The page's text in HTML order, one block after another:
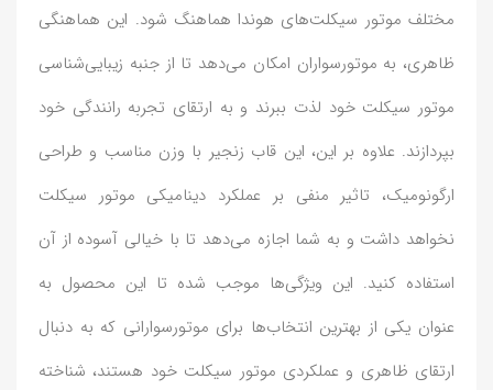
مختلف موتور سیکلت‌های هوندا هماهنگ شود. این هماهنگی
ظاهری، به موتورسواران امکان می‌دهد تا از جنبه زیبایی‌شناسی
موتور سیکلت خود لذت ببرند و به ارتقای تجربه رانندگی خود
بپردازند. علاوه بر این، این قاب زنجیر با وزن مناسب و طراحی
ارگونومیک، تاثیر منفی بر عملکرد دینامیکی موتور سیکلت
نخواهد داشت و به شما اجازه می‌دهد تا با خیالی آسوده از آن
استفاده کنید. این ویژگی‌ها موجب شده تا این محصول به
عنوان یکی از بهترین انتخاب‌ها برای موتورسوارانی که به دنبال
ارتقای ظاهری و عملکردی موتور سیکلت خود هستند، شناخته